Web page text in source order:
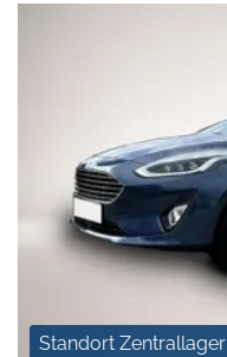
Standort Zentrallager